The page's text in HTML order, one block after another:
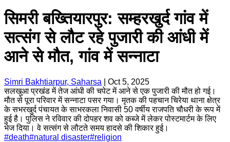
सिमरी बख्तियारपुर: सम्हरखुर्द गांव में
सत्संग से लौट रहे पुजारी की आंधी में
आने से मौत, गांव में सन्नाटा
Simri Bakhtiarpur, Saharsa
Oct 5, 2025
सलखुआ प्रखंड में तेज आंधी की चपेट में आने से एक पुजारी की मौत हो गई।
मौत से पूरा परिवार में सन्नाटा पसर गया। मृतक की पहचान चिरेया थाना क्षेत्र
के सभरखुर्द पंचायत के साभरकला निवासी 50 वर्षीय राजपति चौधरी के रूप में
हुई है। पुलिस ने रविवार की दोपहर शव को कब्जे में लेकर पोस्टमार्टम के लिए
भेज दिया। वे सत्संग से लौटते समय हादसे की शिकार हुई।
#death#natural disaster#religion